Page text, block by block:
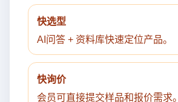
快选型
AI问答 + 资料库快速定位产品。
快询价
会员可直接提交样品和报价需求。